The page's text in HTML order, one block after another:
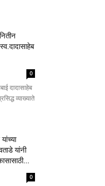
0
दादासाहेब
व्याख्याते
यांनी
0